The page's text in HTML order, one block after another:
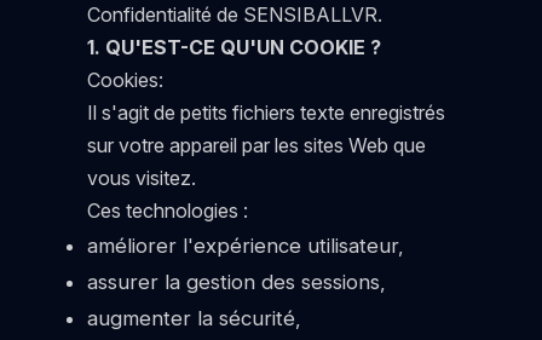
Confidentialité de SENSIBALLVR.
1. QU'EST-CE QU'UN COOKIE ?
Cookies:
Il s'agit de petits fichiers texte enregistrés
sur votre appareil par les sites Web que
vous visitez.
Ces technologies :
améliorer l'expérience utilisateur,
assurer la gestion des sessions,
augmenter la sécurité,